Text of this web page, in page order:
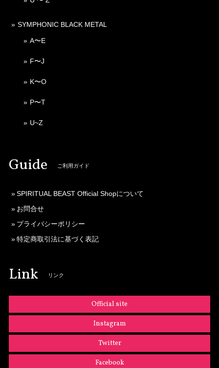
SYMPHONIC BLACK METAL
A〜E
F〜J
K〜O
P〜T
U~Z
Guide ご利用ガイド
SPIRITUAL BEAST Official Shopについて
お問合せ
プライバシーポリシー
特定商取引法に基づく表記
Link リンク
Official site
Instagram
Twitter
Facebook